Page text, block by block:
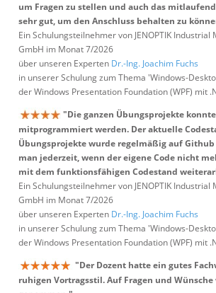
um Fragen zu stellen und auch das
sehr gut, um den Anschluss behalten zu
Ein Schulungsteilnehmer von JENOPTIK
GmbH im Monat 7/2026
über unseren Experten Dr.-Ing. Joachim Fuchs
in unserer Schulung zum Thema 'Windows-
der Windows Presentation Foundation (WPF) mit
"Die ganzen Übungsprojekte
mitprogrammiert werden. Der aktuelle
Übungsprojekte wurde regelmäßig auf Github
man jederzeit, wenn der eigene Code nicht
mit dem funktionsfähigen Codestand
Ein Schulungsteilnehmer von JENOPTIK
GmbH im Monat 7/2026
über unseren Experten Dr.-Ing. Joachim Fuchs
in unserer Schulung zum Thema 'Windows-
der Windows Presentation Foundation (WPF) mit
"Der Dozent hatte ein gutes
ruhigen Vortragsstil. Auf Fragen und